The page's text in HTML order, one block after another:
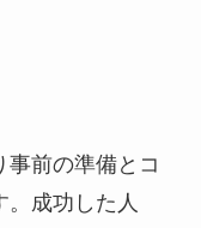
事前の準備とコ
。成功した人